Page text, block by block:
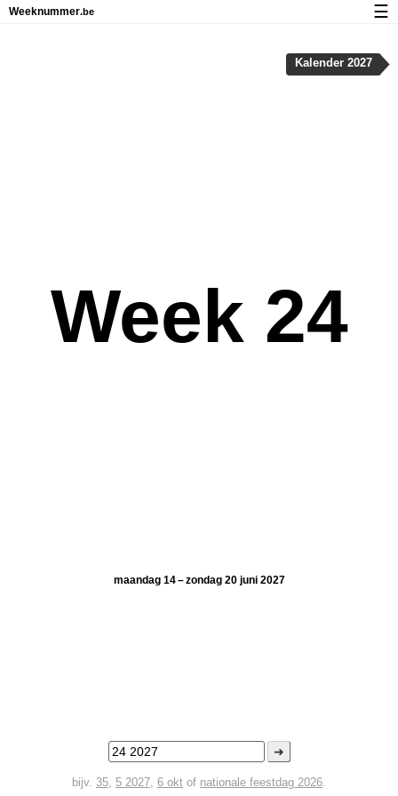
Week 24
maandag 14 – zondag 20 juni 2027
➜
bijv. 35, 5 2027, 6 okt of nationale feestdag 2026.
Kalender 2027
Weeknummer.be ☰